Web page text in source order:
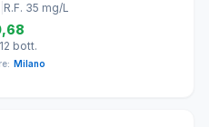
R.F. 35 mg/L
bott.
Milano